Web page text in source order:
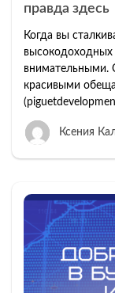
правда здесь
Когда вы
высокодоходных
внимательными.
красивыми
Ксения